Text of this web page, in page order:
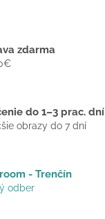
zdarma
do 1–3 prac. dní
obrazy do 7 dní
- Trenčín
odber